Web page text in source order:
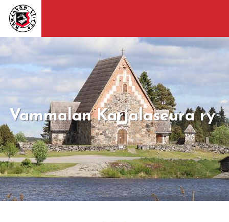
Vammalan Karjalaseura ry